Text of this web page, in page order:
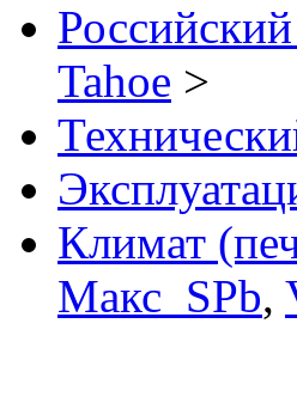
Tahoe >
Климат
Макс_SPb,